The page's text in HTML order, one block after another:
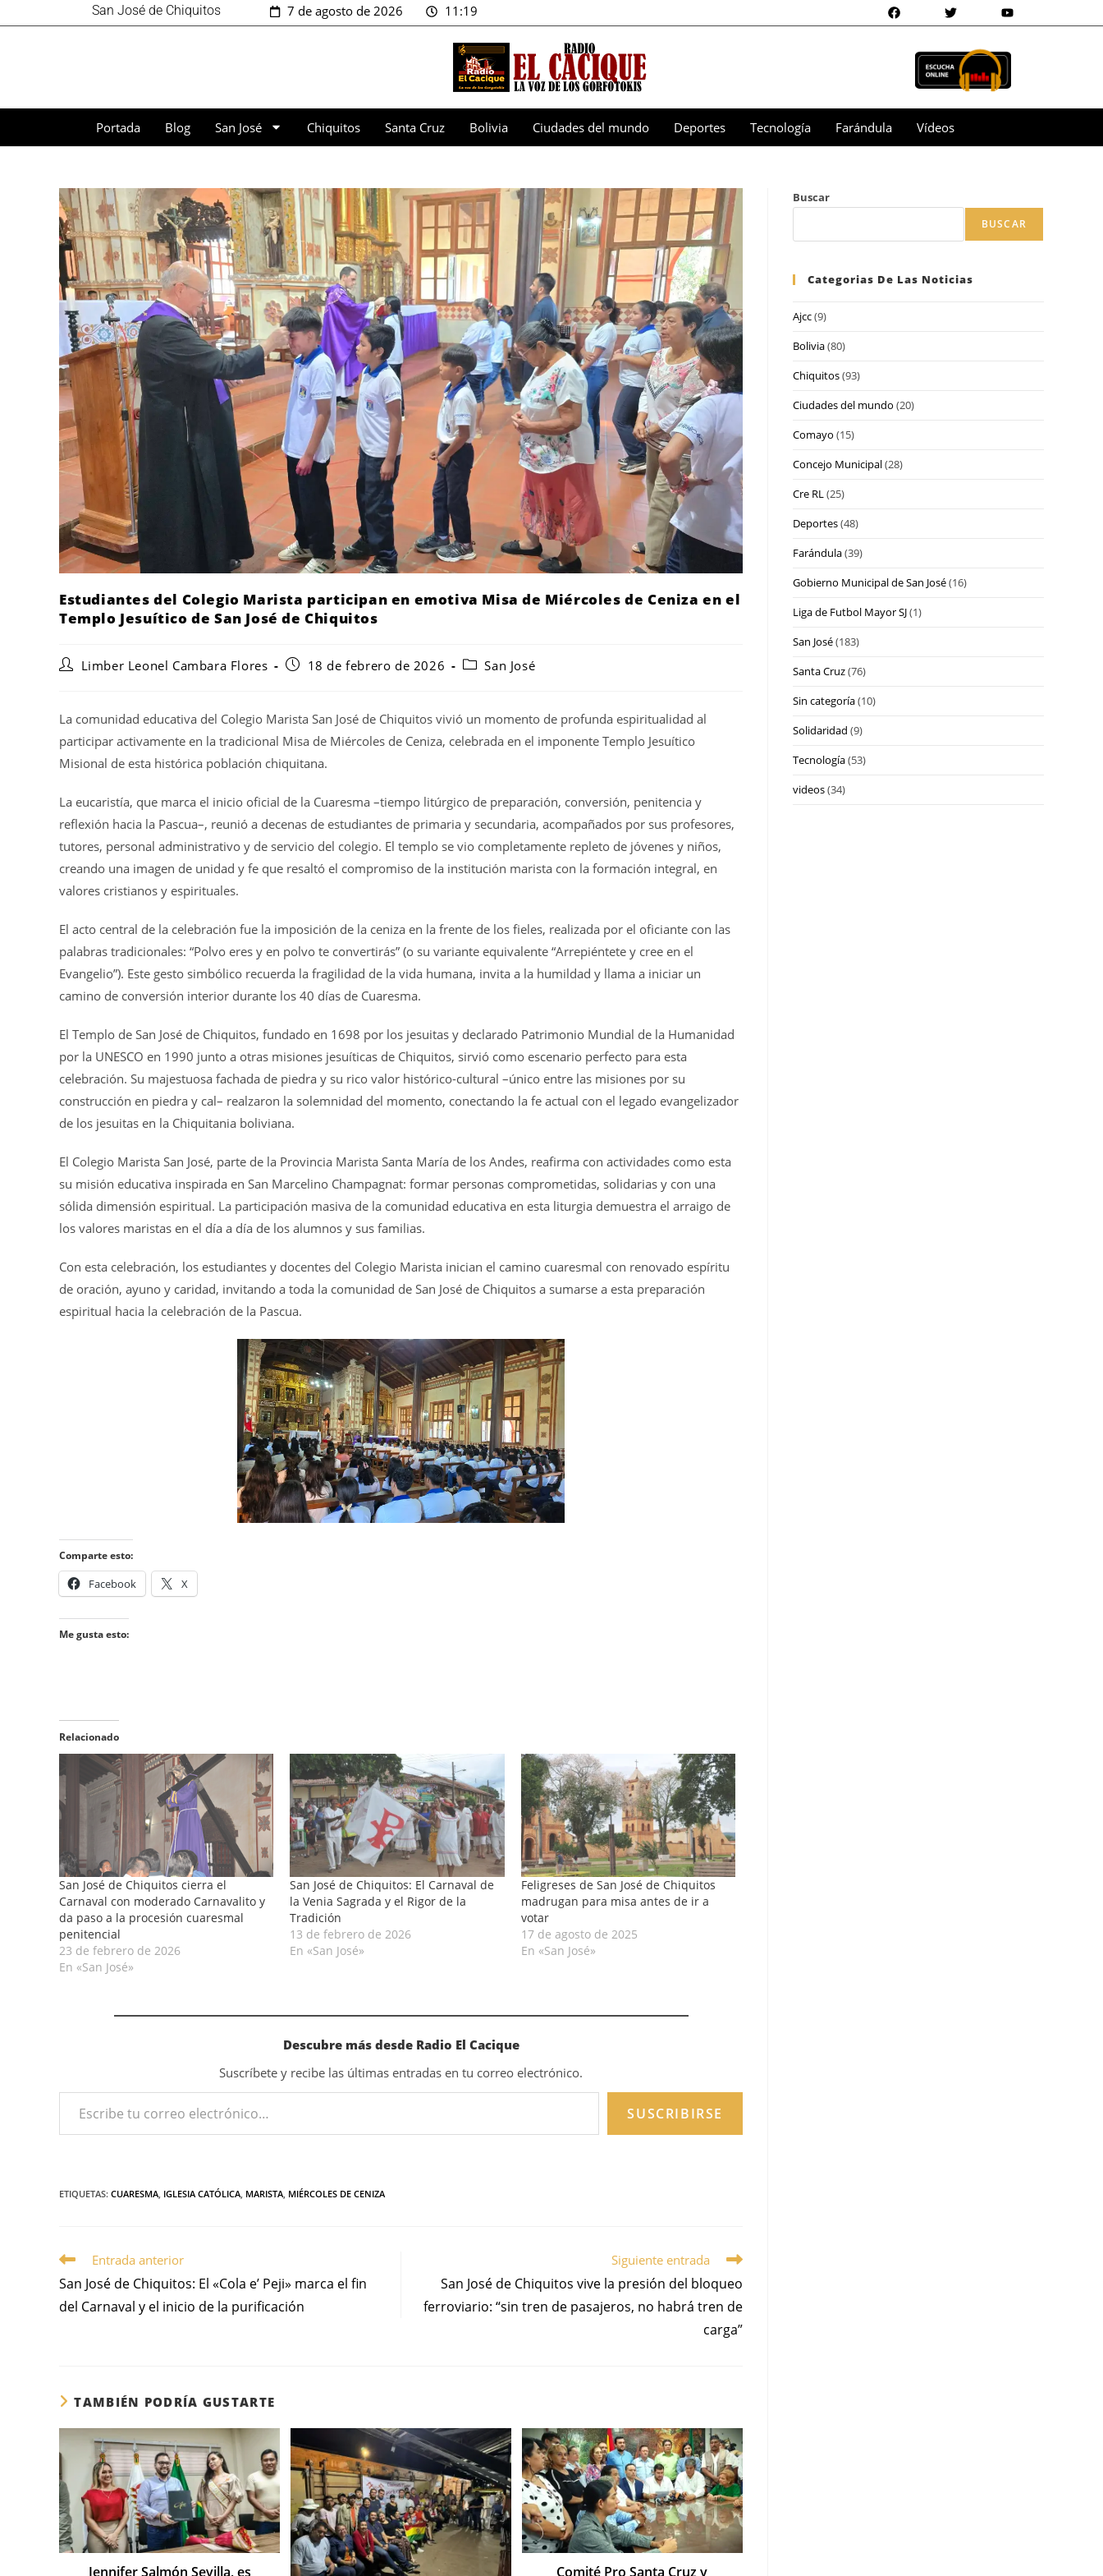
San José de Chiquitos 7 de agosto de 2026 11:19
Portada Blog San José Chiquitos Santa Cruz Bolivia Ciudades del mundo Deportes Tecnología Farándula Vídeos
Estudiantes del Colegio Marista participan en emotiva Misa de Miércoles de Ceniza en el
Templo Jesuítico de San José de Chiquitos
Limber Leonel Cambara Flores 18 de febrero de 2026 San José
La comunidad educativa del Colegio Marista San José de Chiquitos vivió un momento de profunda espiritualidad al
participar activamente en la tradicional Misa de Miércoles de Ceniza, celebrada en el imponente Templo Jesuítico
Misional de esta histórica población chiquitana.
La eucaristía, que marca el inicio oficial de la Cuaresma –tiempo litúrgico de preparación, conversión, penitencia y
reflexión hacia la Pascua–, reunió a decenas de estudiantes de primaria y secundaria, acompañados por sus profesores,
tutores, personal administrativo y de servicio del colegio. El templo se vio completamente repleto de jóvenes y niños,
creando una imagen de unidad y fe que resaltó el compromiso de la institución marista con la formación integral, en
valores cristianos y espirituales.
El acto central de la celebración fue la imposición de la ceniza en la frente de los fieles, realizada por el oficiante con las
palabras tradicionales: “Polvo eres y en polvo te convertirás” (o su variante equivalente “Arrepiéntete y cree en el
Evangelio”). Este gesto simbólico recuerda la fragilidad de la vida humana, invita a la humildad y llama a iniciar un
camino de conversión interior durante los 40 días de Cuaresma.
El Templo de San José de Chiquitos, fundado en 1698 por los jesuitas y declarado Patrimonio Mundial de la Humanidad
por la UNESCO en 1990 junto a otras misiones jesuíticas de Chiquitos, sirvió como escenario perfecto para esta
celebración. Su majestuosa fachada de piedra y su rico valor histórico-cultural –único entre las misiones por su
construcción en piedra y cal– realzaron la solemnidad del momento, conectando la fe actual con el legado evangelizador
de los jesuitas en la Chiquitania boliviana.
El Colegio Marista San José, parte de la Provincia Marista Santa María de los Andes, reafirma con actividades como esta
su misión educativa inspirada en San Marcelino Champagnat: formar personas comprometidas, solidarias y con una
sólida dimensión espiritual. La participación masiva de la comunidad educativa en esta liturgia demuestra el arraigo de
los valores maristas en el día a día de los alumnos y sus familias.
Con esta celebración, los estudiantes y docentes del Colegio Marista inician el camino cuaresmal con renovado espíritu
de oración, ayuno y caridad, invitando a toda la comunidad de San José de Chiquitos a sumarse a esta preparación
espiritual hacia la celebración de la Pascua.
Comparte esto:
Facebook X
Me gusta esto:
Relacionado
San José de Chiquitos cierra el
Carnaval con moderado Carnavalito y
da paso a la procesión cuaresmal
penitencial
23 de febrero de 2026
En «San José»
San José de Chiquitos: El Carnaval de
la Venia Sagrada y el Rigor de la
Tradición
13 de febrero de 2026
En «San José»
Feligreses de San José de Chiquitos
madrugan para misa antes de ir a
votar
17 de agosto de 2025
En «San José»
Descubre más desde Radio El Cacique
Suscríbete y recibe las últimas entradas en tu correo electrónico.
SUSCRIBIRSE
ETIQUETAS: CUARESMA IGLESIA CATÓLICA MARISTA MIÉRCOLES DE CENIZA
Entrada anterior
San José de Chiquitos: El «Cola e’ Peji» marca el fin
del Carnaval y el inicio de la purificación
Siguiente entrada
San José de Chiquitos vive la presión del bloqueo
ferroviario: “sin tren de pasajeros, no habrá tren de
carga”
TAMBIÉN PODRÍA GUSTARTE
Jennifer Salmón Sevilla, es Comité Pro Santa Cruz y
Buscar
BUSCAR
Categorias De Las Noticias
Ajcc(9)
Bolivia(80)
Chiquitos(93)
Ciudades del mundo (20)
Comayo (15)
Concejo Municipal(28)
Cre RL(25)
Deportes(48)
Farándula(39)
Gobierno Municipal de San José(16)
Liga de Futbol Mayor SJ(1)
San José(183)
Santa Cruz(76)
Sin categoría(10)
Solidaridad (9)
Tecnología(53)
videos(34)